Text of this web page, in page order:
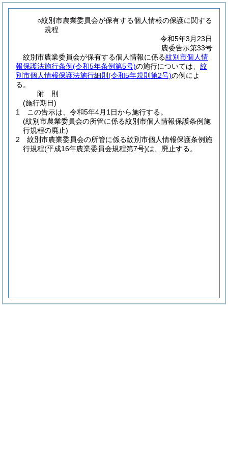
○紋別市農業委員会が保有する個人情報の保護に関する
規程
令和5年3月23日
農委告示第33号
紋別市農業委員会が保有する個人情報に係る紋別市個人情
報保護法施行条例(令和5年条例第5号)の施行については、 紋
別市個人情報保護法施行細則 (令和5年規則第2号)の例によ
る。
附 則
(施行期日)
1
この告示は、令和5年4月1日から施行する。
(紋別市農業委員会の所管に係る紋別市個人情報保護条例施
行規程の廃止)
2
紋別市農業委員会の所管に係る紋別市個人情報保護条例施
行規程(平成16年農業委員会規程第7号)は、廃止する。